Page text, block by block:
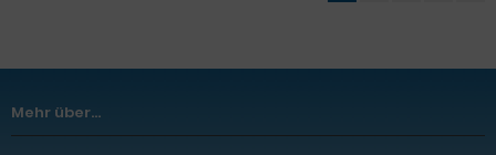
Mehr über...